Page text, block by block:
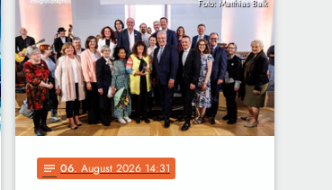
Foto: Matthias Balk
notes 06. August 2026 14:31